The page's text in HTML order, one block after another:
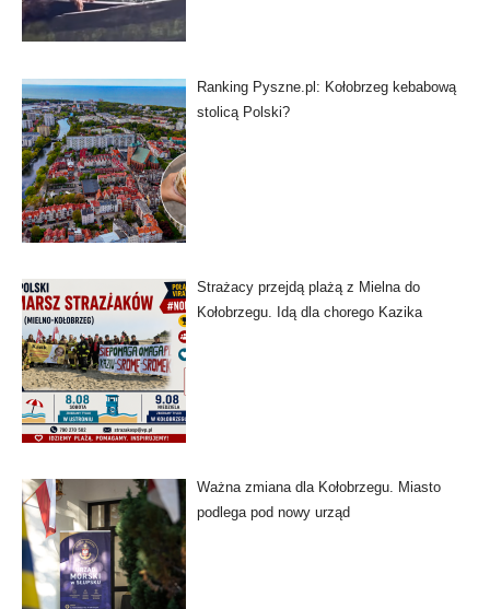
Ranking Pyszne.pl: Kołobrzeg kebabową
stolicą Polski?
Strażacy przejdą plażą z Mielna do
Kołobrzegu. Idą dla chorego Kazika
Ważna zmiana dla Kołobrzegu. Miasto
podlega pod nowy urząd